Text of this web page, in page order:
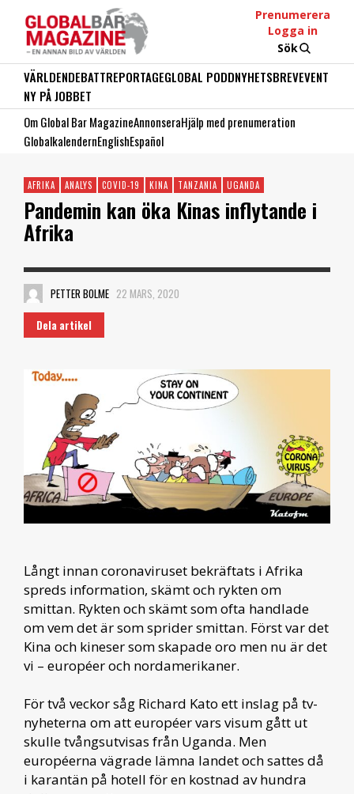
Prenumerera
Logga in
Sök
VÄRLDENDEBATTREPORTAGEGLOBAL PODDNYHETSBREVEVENT
NY PÅ JOBBET
Om Global Bar MagazineAnnonseraHjälp med prenumeration
GlobalkalendernEnglishEspañol
AFRIKA ANALYS COVID-19 KINA TANZANIA UGANDA
Pandemin kan öka Kinas inflytande i
Afrika
PETTER BOLME 22 MARS, 2020
Dela artikel
Långt innan coronaviruset bekräftats i Afrika
spreds information, skämt och rykten om
smittan. Rykten och skämt som ofta handlade
om vem det är som sprider smittan. Först var det
Kina och kineser som skapade oro men nu är det
vi – européer och nordamerikaner.
För två veckor såg Richard Kato ett inslag på tv-
nyheterna om att européer vars visum gått ut
skulle tvångsutvisas från Uganda. Men
européerna vägrade lämna landet och sattes då
i karantän på hotell för en kostnad av hundra